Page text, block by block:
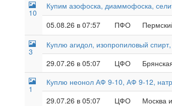
10
Купим азофоска, диаммофоска,
05.08.26 в 07:57
ПФО
3
Куплю агидол, изопропиловый
29.07.26 в 05:07
ЦФО
1
Куплю неонол АФ 9-10, АФ 9-12,
29.07.26 в 05:07
ЦФО Москва